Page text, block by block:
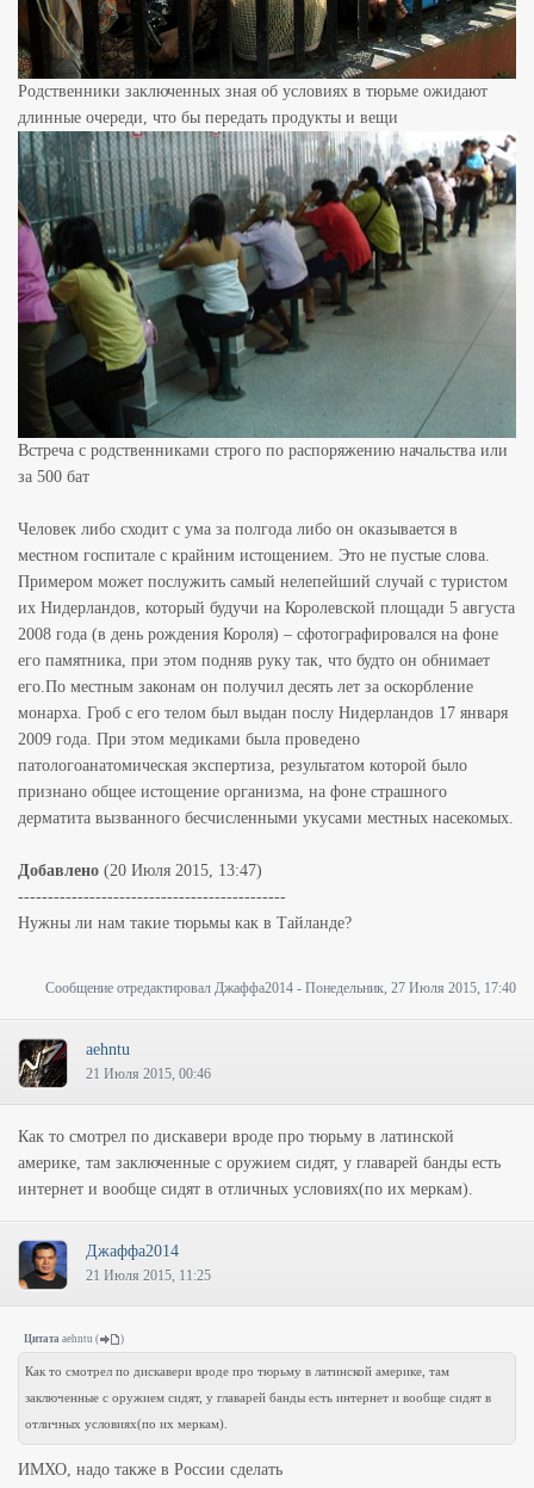
Родственники заключенных зная об условиях в тюрьме ожидают
длинные очереди, что бы передать продукты и вещи
Встреча с родственниками строго по распоряжению начальства или
за 500 бат
Человек либо сходит с ума за полгода либо он оказывается в
местном госпитале с крайним истощением. Это не пустые слова.
Примером может послужить самый нелепейший случай с туристом
их Нидерландов, который будучи на Королевской площади 5 августа
2008 года (в день рождения Короля) – сфотографировался на фоне
его памятника, при этом подняв руку так, что будто он обнимает
его.По местным законам он получил десять лет за оскорбление
монарха. Гроб с его телом был выдан послу Нидерландов 17 января
2009 года. При этом медиками была проведено
патологоанатомическая экспертиза, результатом которой было
признано общее истощение организма, на фоне страшного
дерматита вызванного бесчисленными укусами местных насекомых.
Добавлено (20 Июля 2015, 13:47)
---------------------------------------------
Нужны ли нам такие тюрьмы как в Тайланде?
Сообщение отредактировал Джаффа2014 - Понедельник, 27 Июля 2015, 17:40
aehntu
21 Июля 2015, 00:46
Как то смотрел по дискавери вроде про тюрьму в латинской
америке, там заключенные с оружием сидят, у главарей банды есть
интернет и вообще сидят в отличных условиях(по их меркам).
Джаффа2014
21 Июля 2015, 11:25
Цитата aehntu ( )
Как то смотрел по дискавери вроде про тюрьму в латинской америке, там
заключенные с оружием сидят, у главарей банды есть интернет и вообще сидят в
отличных условиях(по их меркам).
ИМХО, надо также в России сделать